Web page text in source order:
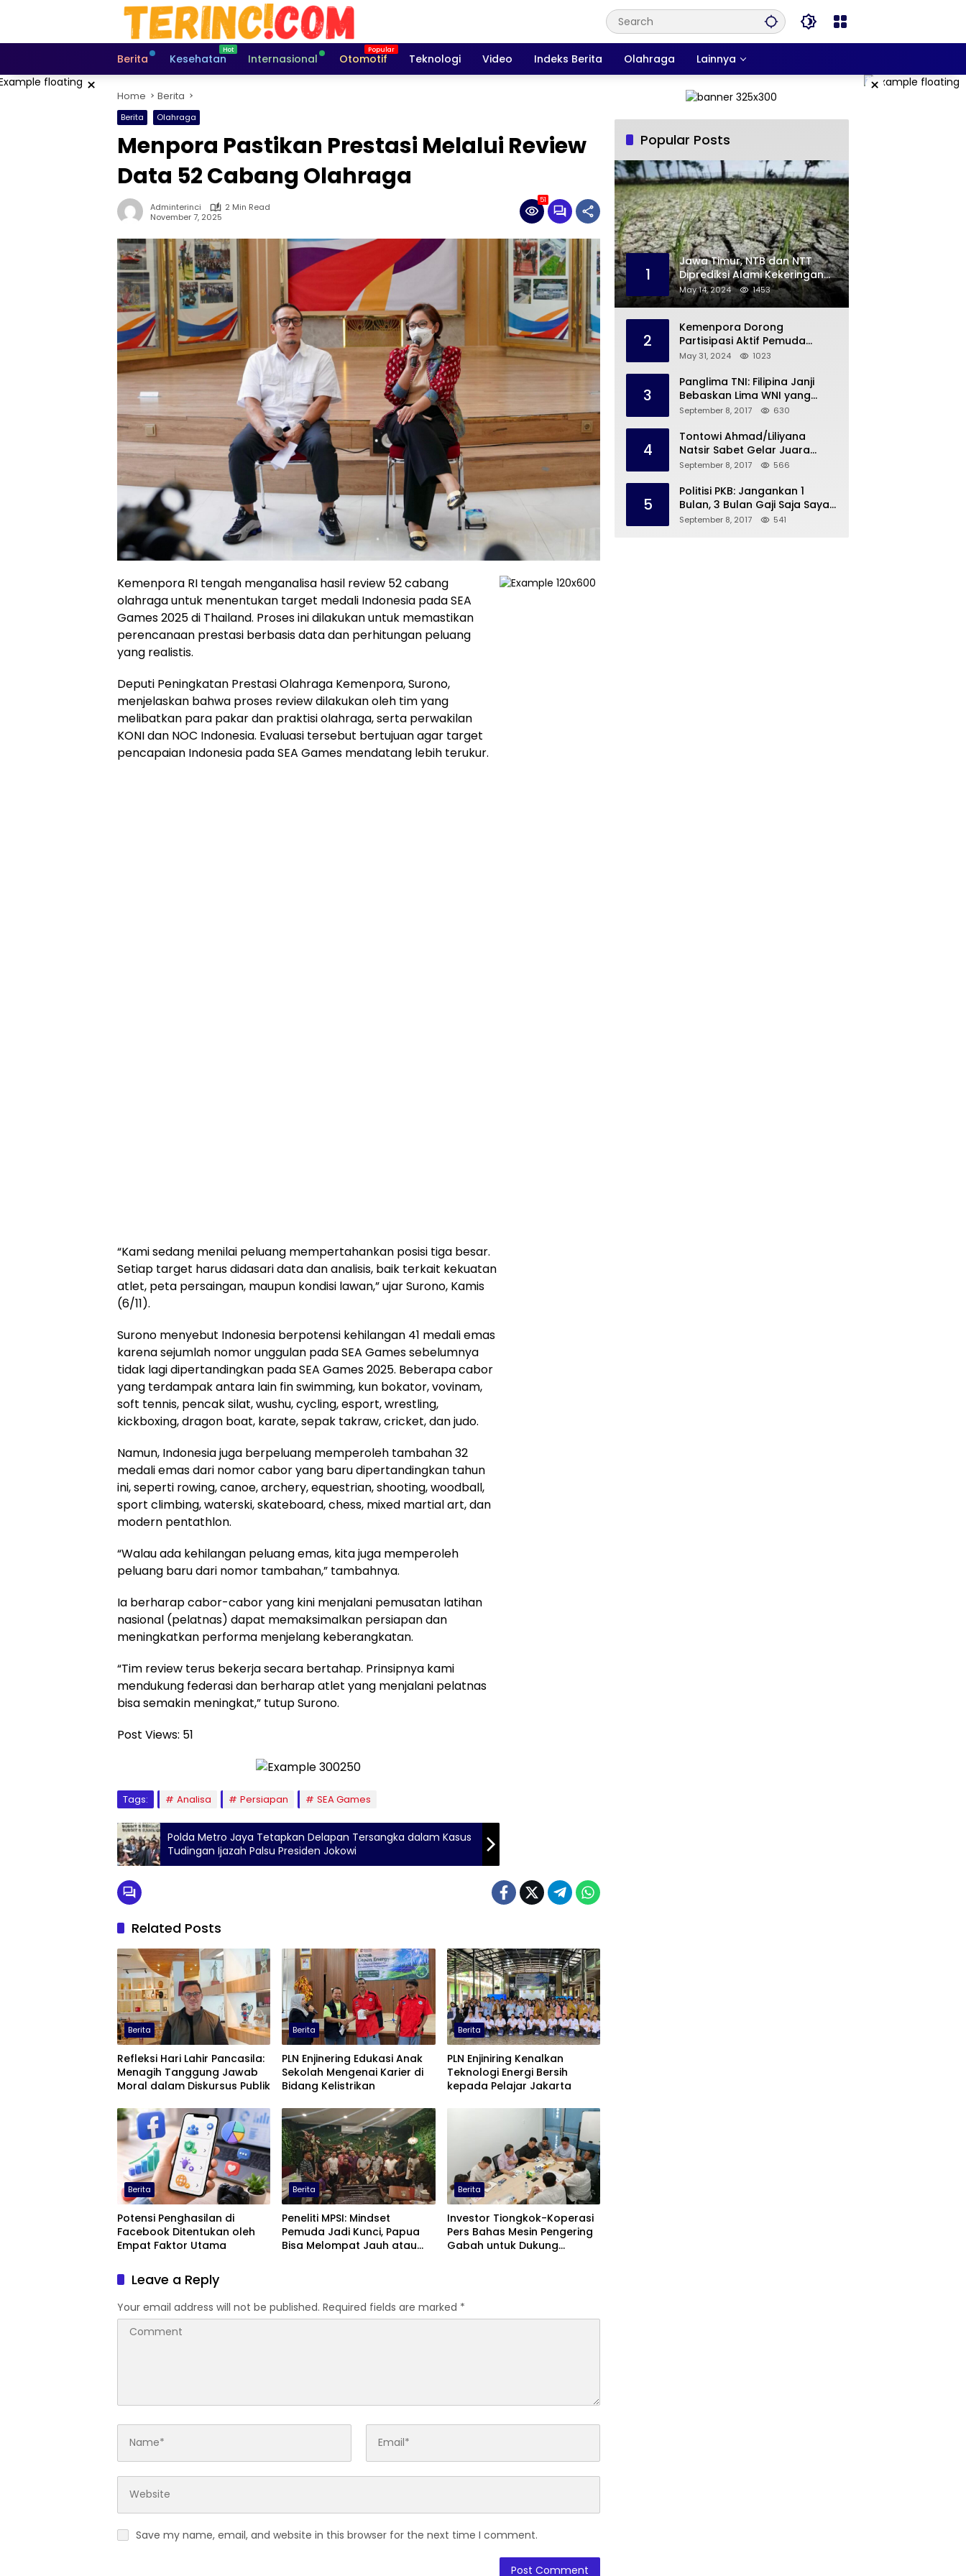
Berita
Kesehatan Internasional Otomotif Teknologi Video Indeks Berita Olahraga Lainnya
× ×
Home Berita
Berita Olahraga
Menpora Pastikan Prestasi Melalui Review
Data 52 Cabang Olahraga
Adminterinci
2 Min Read
November 7, 2025
51
Kemenpora RI tengah menganalisa hasil review 52 cabang
olahraga untuk menentukan target medali Indonesia pada SEA
Games 2025 di Thailand. Proses ini dilakukan untuk memastikan
perencanaan prestasi berbasis data dan perhitungan peluang
yang realistis.
Deputi Peningkatan Prestasi Olahraga Kemenpora, Surono,
menjelaskan bahwa proses review dilakukan oleh tim yang
melibatkan para pakar dan praktisi olahraga, serta perwakilan
KONI dan NOC Indonesia. Evaluasi tersebut bertujuan agar target
pencapaian Indonesia pada SEA Games mendatang lebih terukur.
“Kami sedang menilai peluang mempertahankan posisi tiga besar.
Setiap target harus didasari data dan analisis, baik terkait kekuatan
atlet, peta persaingan, maupun kondisi lawan,” ujar Surono, Kamis
(6/11).
Surono menyebut Indonesia berpotensi kehilangan 41 medali emas
karena sejumlah nomor unggulan pada SEA Games sebelumnya
tidak lagi dipertandingkan pada SEA Games 2025. Beberapa cabor
yang terdampak antara lain fin swimming, kun bokator, vovinam,
soft tennis, pencak silat, wushu, cycling, esport, wrestling,
kickboxing, dragon boat, karate, sepak takraw, cricket, dan judo.
Namun, Indonesia juga berpeluang memperoleh tambahan 32
medali emas dari nomor cabor yang baru dipertandingkan tahun
ini, seperti rowing, canoe, archery, equestrian, shooting, woodball,
sport climbing, waterski, skateboard, chess, mixed martial art, dan
modern pentathlon.
“Walau ada kehilangan peluang emas, kita juga memperoleh
peluang baru dari nomor tambahan,” tambahnya.
Ia berharap cabor-cabor yang kini menjalani pemusatan latihan
nasional (pelatnas) dapat memaksimalkan persiapan dan
meningkatkan performa menjelang keberangkatan.
“Tim review terus bekerja secara bertahap. Prinsipnya kami
mendukung federasi dan berharap atlet yang menjalani pelatnas
bisa semakin meningkat,” tutup Surono.
Post Views: 51
Tags: Analisa Persiapan SEA Games
Polda Metro Jaya Tetapkan Delapan Tersangka dalam Kasus
Tudingan Ijazah Palsu Presiden Jokowi
Related Posts
Berita
Refleksi Hari Lahir Pancasila:
Menagih Tanggung Jawab
Moral dalam Diskursus Publik
Berita
PLN Enjinering Edukasi Anak
Sekolah Mengenai Karier di
Bidang Kelistrikan
Berita
PLN Enjiniring Kenalkan
Teknologi Energi Bersih
kepada Pelajar Jakarta
Berita
Potensi Penghasilan di
Facebook Ditentukan oleh
Empat Faktor Utama
Berita
Peneliti MPSI: Mindset
Pemuda Jadi Kunci, Papua
Bisa Melompat Jauh atau
Berita
Investor Tiongkok-Koperasi
Pers Bahas Mesin Pengering
Gabah untuk Dukung
Leave a Reply
Your email address will not be published. Required fields are marked *
Save my name, email, and website in this browser for the next time I comment.
Popular Posts
1
Jawa Timur, NTB dan NTT
Diprediksi Alami Kekeringan
Sepanjang Mei
May 14, 2024 1453
2
Kemenpora Dorong
Partisipasi Aktif Pemuda
Melalui Forum Konsultasi
May 31, 2024 1023
3
Panglima TNI: Filipina Janji
Bebaskan Lima WNI yang
Disandera Abu Sayyaf
September 8, 2017 630
4
Tontowi Ahmad/Liliyana
Natsir Sabet Gelar Juara
Dunia Kedua
September 8, 2017 566
5
Politisi PKB: Jangankan 1
Bulan, 3 Bulan Gaji Saja Saya
Siap untuk Rohingya
September 8, 2017 541